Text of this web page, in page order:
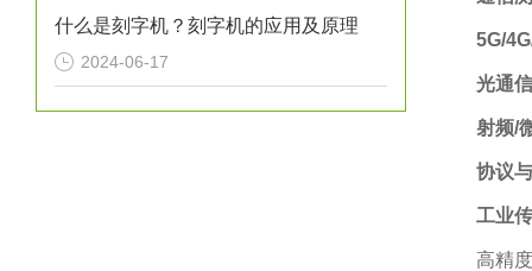
什么是刻字机？刻字机的应用及原理
2024-06-17
5G/
光通
射频/
协议
工业
高精